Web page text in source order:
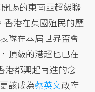
踢的東南亞超級聯
香港在英國殖民的歷
隊在本屆世界盃會
頂級的港超也已在
港都興起南進的念
該成為蔡英文政府